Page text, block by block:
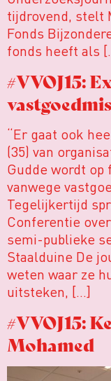
tijdrovend, stelt
Fonds
fonds heeft als
#VVOJ15:
“Er gaat ook
(35) van
Gudde wordt op
vanwege
Tegelijkertijd
Conferentie
semi-publieke
Staalduine De
weten waar ze
uitsteken, […]
#VVOJ15:
Mohamed